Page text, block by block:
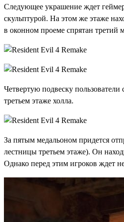
Следующее украшение ждет
скульптурой. На этом же этаже
в оконном проеме спрятан третий
Четвертую подвеску
третьем этаже холла.
За пятым медальоном придется
лестницы третьем этаже). Он
Однако перед этим игроков ждет